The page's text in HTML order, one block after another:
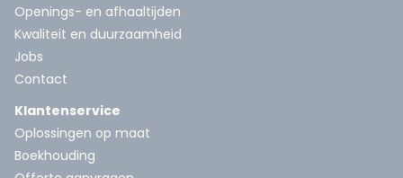
Openings- en afhaaltijden
Kwaliteit en duurzaamheid
Jobs
Contact
Klantenservice
Oplossingen op maat
Boekhouding